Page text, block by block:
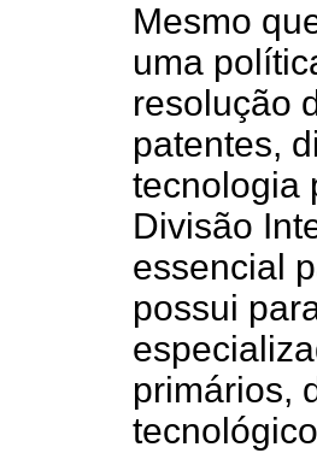
Mesmo
uma
resolução
patentes,
tecnologia
Divisão
essencial
possui
primários,